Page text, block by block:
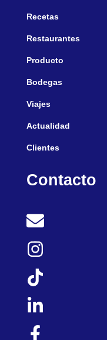
Recetas
Restaurantes
Producto
Bodegas
Viajes
Actualidad
Clientes
Contacto